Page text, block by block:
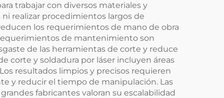
trabajar con diversos materiales y
realizar procedimientos largos de
los requerimientos de mano de obra
de mantenimiento son
de las herramientas de corte y reduce
corte y soldadura por láser incluyen áreas
resultados limpios y precisos requieren
y reducir el tiempo de manipulación. Las
fabricantes valoran su escalabilidad